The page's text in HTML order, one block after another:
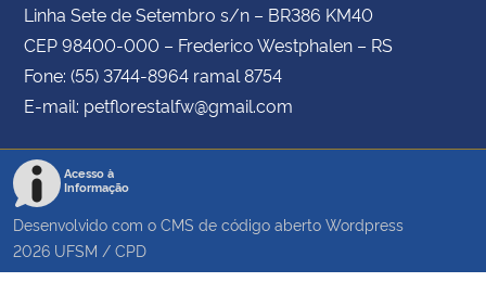
Linha Sete de Setembro s/n – BR386 KM40
CEP 98400-000 – Frederico Westphalen – RS
Fone: (55) 3744-8964 ramal 8754
E-mail: petflorestalfw@gmail.com
Acesso à
Informação
Desenvolvido com o CMS de código aberto Wordpress
2026 UFSM / CPD